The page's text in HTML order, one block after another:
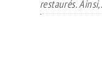
restaurés.